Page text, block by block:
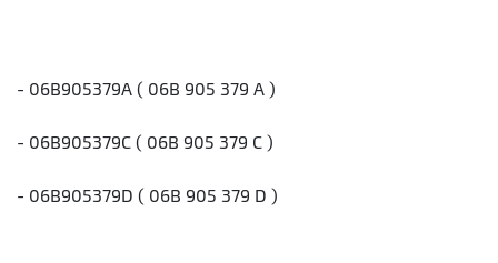
- 06B905379A ( 06B 905 379 A )
- 06B905379C ( 06B 905 379 C )
- 06B905379D ( 06B 905 379 D )